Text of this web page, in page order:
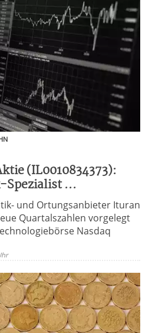
(IL0010834373):
Spezialist ...
und Ortungsanbieter Ituran
Quartalszahlen vorgelegt
Nasdaq